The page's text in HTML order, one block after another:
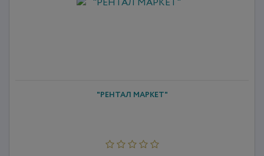
"РЕНТАЛ МАРКЕТ"